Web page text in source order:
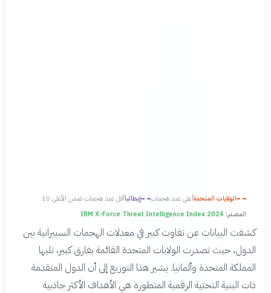
الولايات المتحدةأعلى عدد هجمات إيطالياأقل عدد هجمات ضمن الأعلى 10
المصدر: IBM X-Force Threat Intelligence Index 2024
كشفت البيانات عن تفاوت كبير في معدلات الهجمات السيبرانية بين
الدول، حيث تصدرت الولايات المتحدة القائمة بفارق كبير، تليها
المملكة المتحدة وألمانيا. يشير هذا التوزيع إلى أن الدول المتقدمة
ذات البنية التحتية الرقمية المتطورة هي الأهداف الأكثر جاذبية